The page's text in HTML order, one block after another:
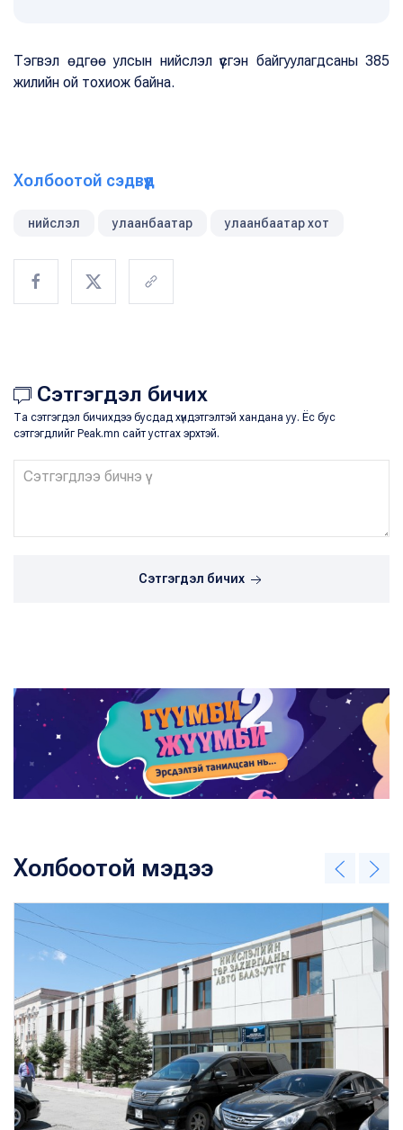
Тэгвэл өдгөө улсын нийслэл үүсгэн байгуулагдсаны 385
жилийн ой тохиож байна.
Холбоотой сэдвүүд
нийслэл улаанбаатар улаанбаатар хот
Сэтгэгдэл бичих
Та сэтгэгдэл бичихдээ бусдад хүндэтгэлтэй хандана уу. Ёс бус
сэтгэгдлийг Peak.mn сайт устгах эрхтэй.
Сэтгэгдэл бичих
Холбоотой мэдээ